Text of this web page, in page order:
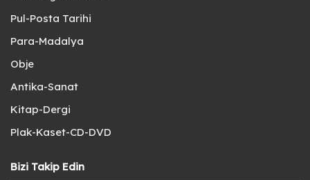
Pul-Posta Tarihi
Para-Madalya
Obje
Antika-Sanat
Kitap-Dergi
Plak-Kaset-CD-DVD
Bizi Takip Edin